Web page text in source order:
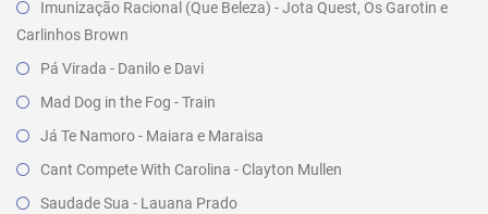
Imunização Racional (Que Beleza) - Jota Quest, Os Garotin e
Carlinhos Brown
Pá Virada - Danilo e Davi
Mad Dog in the Fog - Train
Já Te Namoro - Maiara e Maraisa
Cant Compete With Carolina - Clayton Mullen
Saudade Sua - Lauana Prado